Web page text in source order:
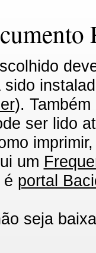
).
ser lido
um
é portal
seja